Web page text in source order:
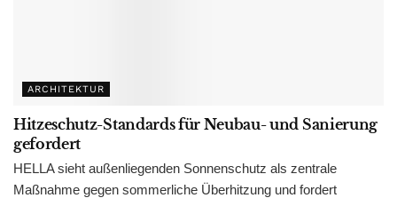
ARCHITEKTUR
Hitzeschutz-Standards für Neubau- und Sanierung
gefordert
HELLA sieht außenliegenden Sonnenschutz als zentrale
Maßnahme gegen sommerliche Überhitzung und fordert